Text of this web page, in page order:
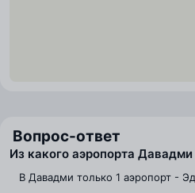
Вопрос-ответ
Из какого аэропорта
В Давадми только 1 аэропорт -